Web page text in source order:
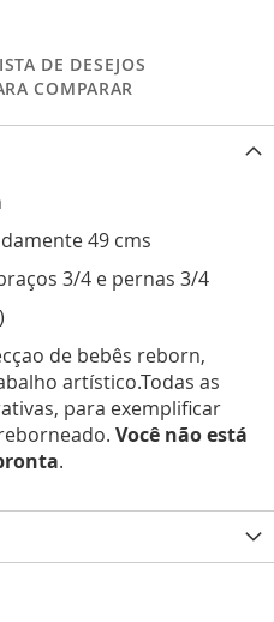
DE DESEJOS
COMPARAR
49 cms
3/4 e pernas 3/4
de bebês reborn,
artístico.Todas as
para exemplificar
Você não está
.